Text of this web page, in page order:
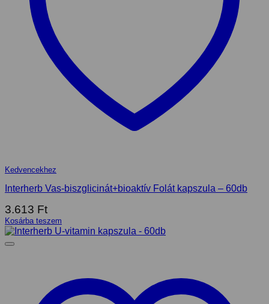
Kedvencekhez
Interherb Vas-biszglicinát+bioaktív Folát kapszula – 60db
3.613 Ft
Kosárba teszem